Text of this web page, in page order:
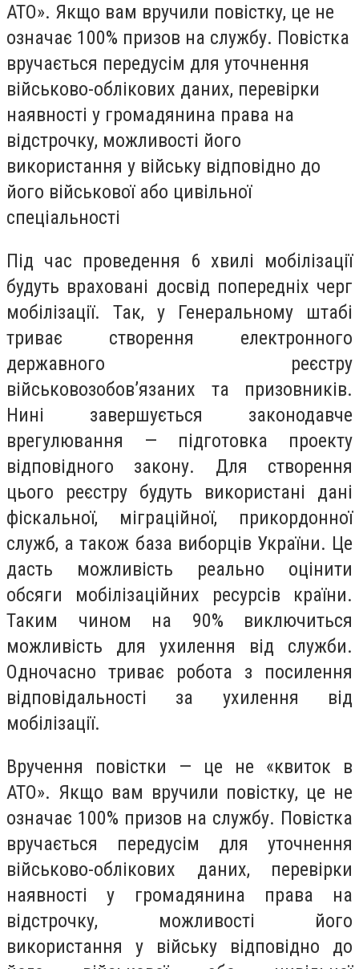
АТО». Якщо вам вручили повістку, це не
означає 100% призов на службу. Повістка
вручається передусім для уточнення
військово-облікових даних, перевірки
наявності у громадянина права на
відстрочку, можливості його
використання у війську відповідно до
його військової або цивільної
спеціальності
Під час проведення 6 хвилі мобілізації
будуть враховані досвід попередніх черг
мобілізації. Так, у Генеральному штабі
триває створення електронного
державного реєстру
військовозобов’язаних та призовників.
Нині завершується законодавче
врегулювання — підготовка проекту
відповідного закону. Для створення
цього реєстру будуть використані дані
фіскальної, міграційної, прикордонної
служб, а також база виборців України. Це
дасть можливість реально оцінити
обсяги мобілізаційних ресурсів країни.
Таким чином на 90% виключиться
можливість для ухилення від служби.
Одночасно триває робота з посилення
відповідальності за ухилення від
мобілізації.
Вручення повістки — це не «квиток в
АТО». Якщо вам вручили повістку, це не
означає 100% призов на службу. Повістка
вручається передусім для уточнення
військово-облікових даних, перевірки
наявності у громадянина права на
відстрочку, можливості його
використання у війську відповідно до